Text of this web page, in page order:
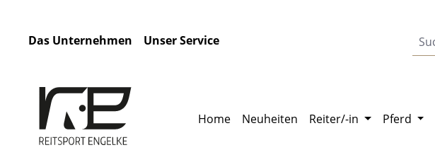
Das Unternehmen
Unser Service
Home Neuheiten Reiter/-in Pferd